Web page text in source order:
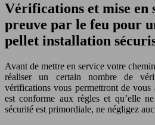
Vérifications et mise en
preuve par le feu pour
pellet installation
Avant de mettre en service votre
réaliser un certain nombre de
vérifications vous permettront de vous
est conforme aux règles et qu’elle
sécurité est primordiale, ne négligez